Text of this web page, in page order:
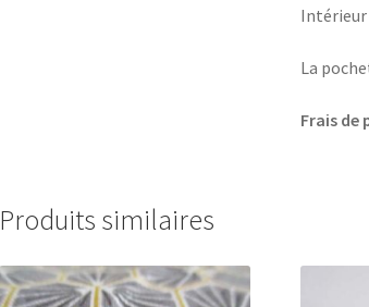
Intérieur
La
Frais de
Produits similaires